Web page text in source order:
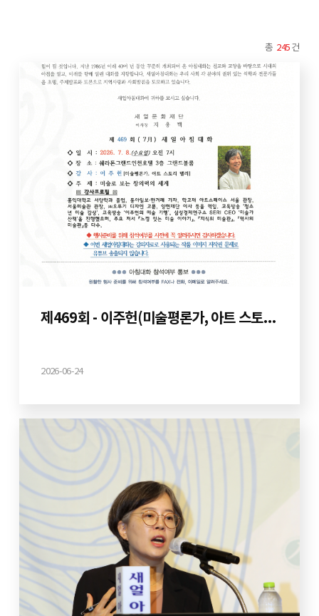
총 245 건
제469회 - 이주헌(미술평론가, 아트 스토리 텔러)
2026-06-24